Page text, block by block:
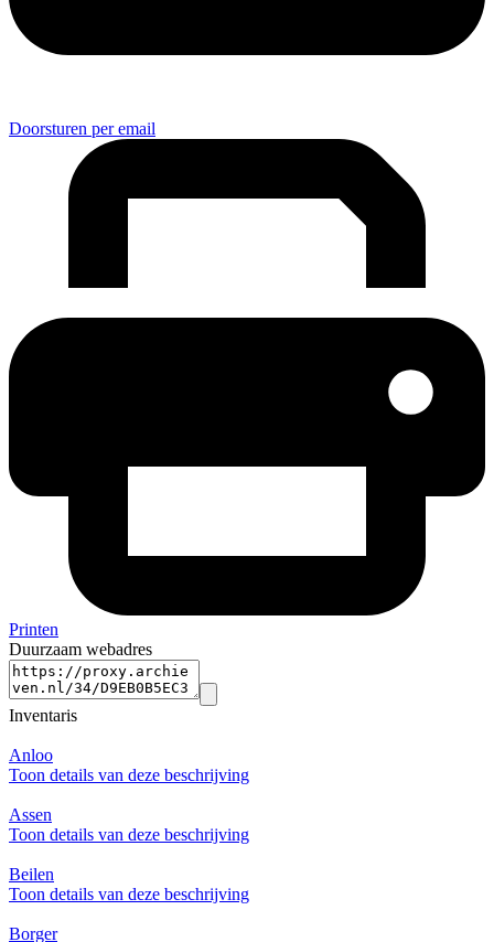
Doorsturen per email
Printen
Duurzaam webadres
Inventaris
Anloo
Toon details van deze beschrijving
Assen
Toon details van deze beschrijving
Beilen
Toon details van deze beschrijving
Borger